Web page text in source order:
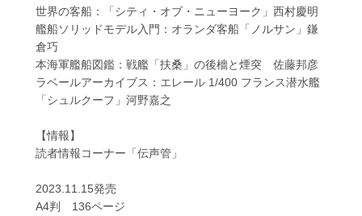
世界の客船：「シティ・オブ・ニューヨーク」西村慶明
艦船ソリッドモデル入門：オランダ客船「ノルサン」鎌
倉巧
本海軍艦船図鑑：戦艦「扶桑」の後檣と煙突 佐藤邦彦
ラベールアーカイブス：エレール 1/400 フランス潜水艦
「シュルクーフ」河野嘉之
【情報】
読者情報コーナー「伝声管」
2023.11.15発売
A4判 136ページ